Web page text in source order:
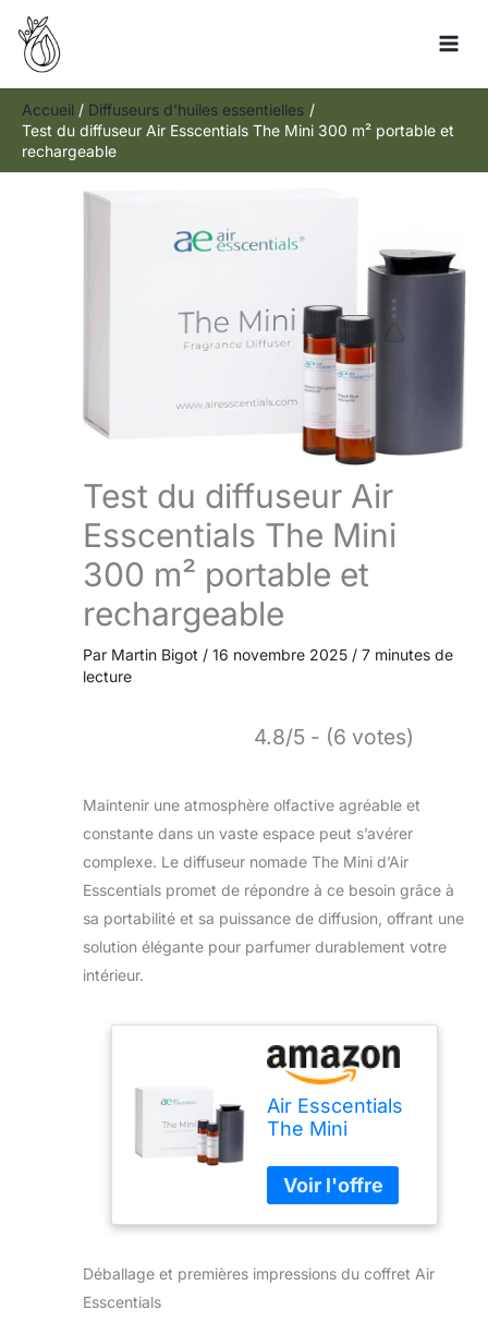
Aller
contenu
Accueil
Diffuseurs d'huiles essentielles
Test du diffuseur Air Esscentials The Mini 300 m² portable et
rechargeable
Test du diffuseur Air
Esscentials The Mini
300 m² portable et
rechargeable
Par Martin Bigot / 16 novembre 2025 / 7 minutes de
lecture
4.8/5 - (6 votes)
Maintenir une atmosphère olfactive agréable et
constante dans un vaste espace peut s’avérer
complexe. Le diffuseur nomade The Mini d’Air
Esscentials promet de répondre à ce besoin grâce à
sa portabilité et sa puissance de diffusion, offrant une
solution élégante pour parfumer durablement votre
intérieur.
Air Esscentials
The Mini
| Diffuseur
d'huiles
essentielles de
supérieure
avec thé vert,
Déballage et premières impressions du coffret Air
Esscentials
Rechercher